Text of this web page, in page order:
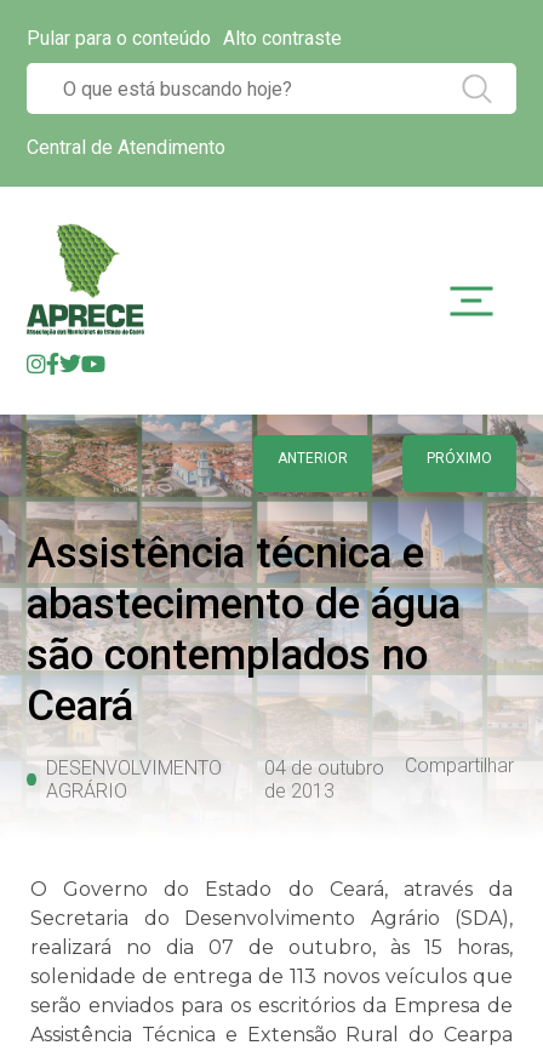
Pular para o conteúdo Alto contraste
Central de Atendimento
ANTERIOR PRÓXIMO
Assistência técnica e
abastecimento de água
são contemplados no
Ceará
DESENVOLVIMENTO
AGRÁRIO
04 de outubro
de 2013
Compartilhar
O Governo do Estado do Ceará, através da
Secretaria do Desenvolvimento Agrário (SDA),
realizará no dia 07 de outubro, às 15 horas,
solenidade de entrega de 113 novos veículos que
serão enviados para os escritórios da Empresa de
Assistência Técnica e Extensão Rural do Cearpa